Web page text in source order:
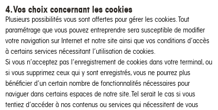
4. Vos choix concernant les cookies
Plusieurs possibilités vous sont offertes pour gérer les cookies. Tout
paramétrage que vous pouvez entreprendre sera susceptible de modifier
votre navigation sur Internet et notre site ainsi que vos conditions d’accès
à certains services nécessitant l’utilisation de cookies.
Si vous n’acceptez pas l’enregistrement de cookies dans votre terminal, ou
si vous supprimez ceux qui y sont enregistrés, vous ne pourrez plus
bénéficier d’un certain nombre de fonctionnalités nécessaires pour
naviguer dans certains espaces de notre site. Tel serait le cas si vous
tentiez d’accéder à nos contenus ou services qui nécessitent de vous